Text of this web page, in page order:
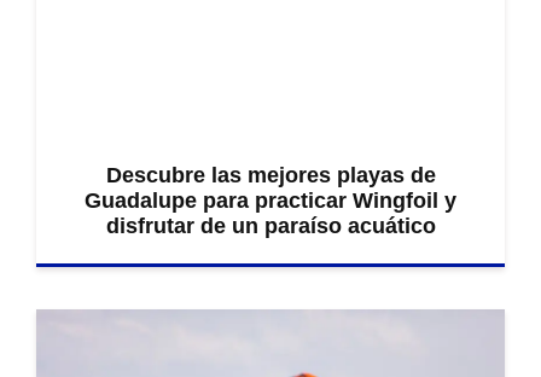
Descubre las mejores playas de
Guadalupe para practicar Wingfoil y
disfrutar de un paraíso acuático